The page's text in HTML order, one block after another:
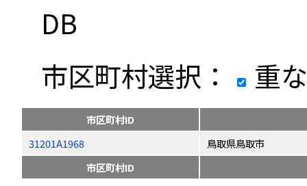
DB
市区町村選択：
重
市区町村ID
31201A1968
鳥取県鳥取市
市区町村ID